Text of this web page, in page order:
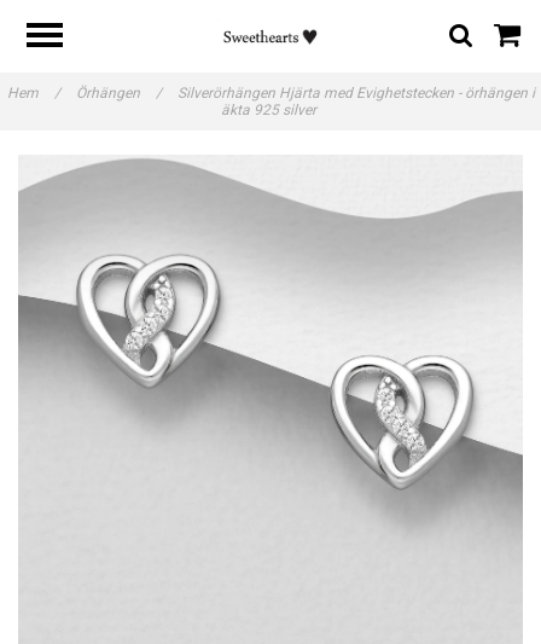
Hem / Örhängen /
Silverörhängen Hjärta med Evighetstecken - örhängen i
äkta 925 silver